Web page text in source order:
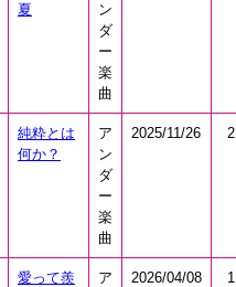
夏
ン
ダ
ー
楽
曲
純粋とは
何か？
ア
ン
ダ
ー
楽
曲
2025/11/26 2
愛って羨
ア
2026/04/08 1